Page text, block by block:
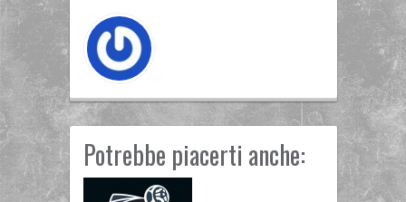
Potrebbe piacerti anche: